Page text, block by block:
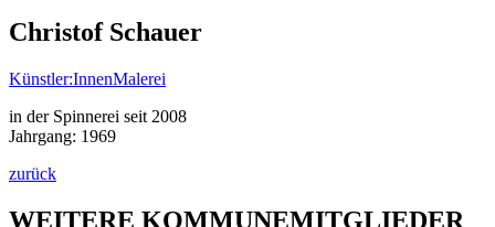
Christof Schauer
Künstler:InnenMalerei
in der Spinnerei seit 2008
Jahrgang: 1969
zurück
WEITERE KOMMUNEMITGLIEDER​